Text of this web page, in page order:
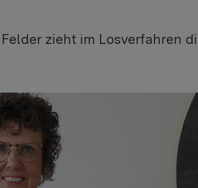
zieht im Losverfahren